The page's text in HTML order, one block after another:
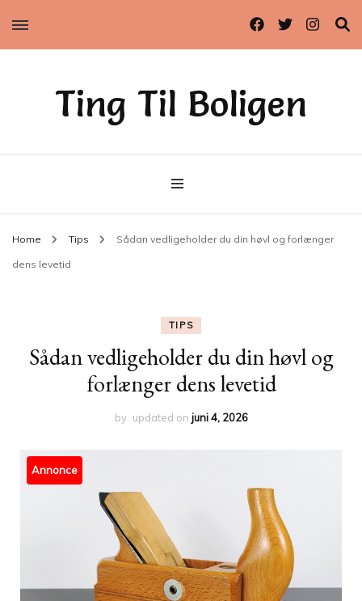
Ting Til Boligen
Home Tips Sådan vedligeholder du din høvl og forlænger
dens levetid
TIPS
Sådan vedligeholder du din høvl og
forlænger dens levetid
by updated on juni 4, 2026
Annonce